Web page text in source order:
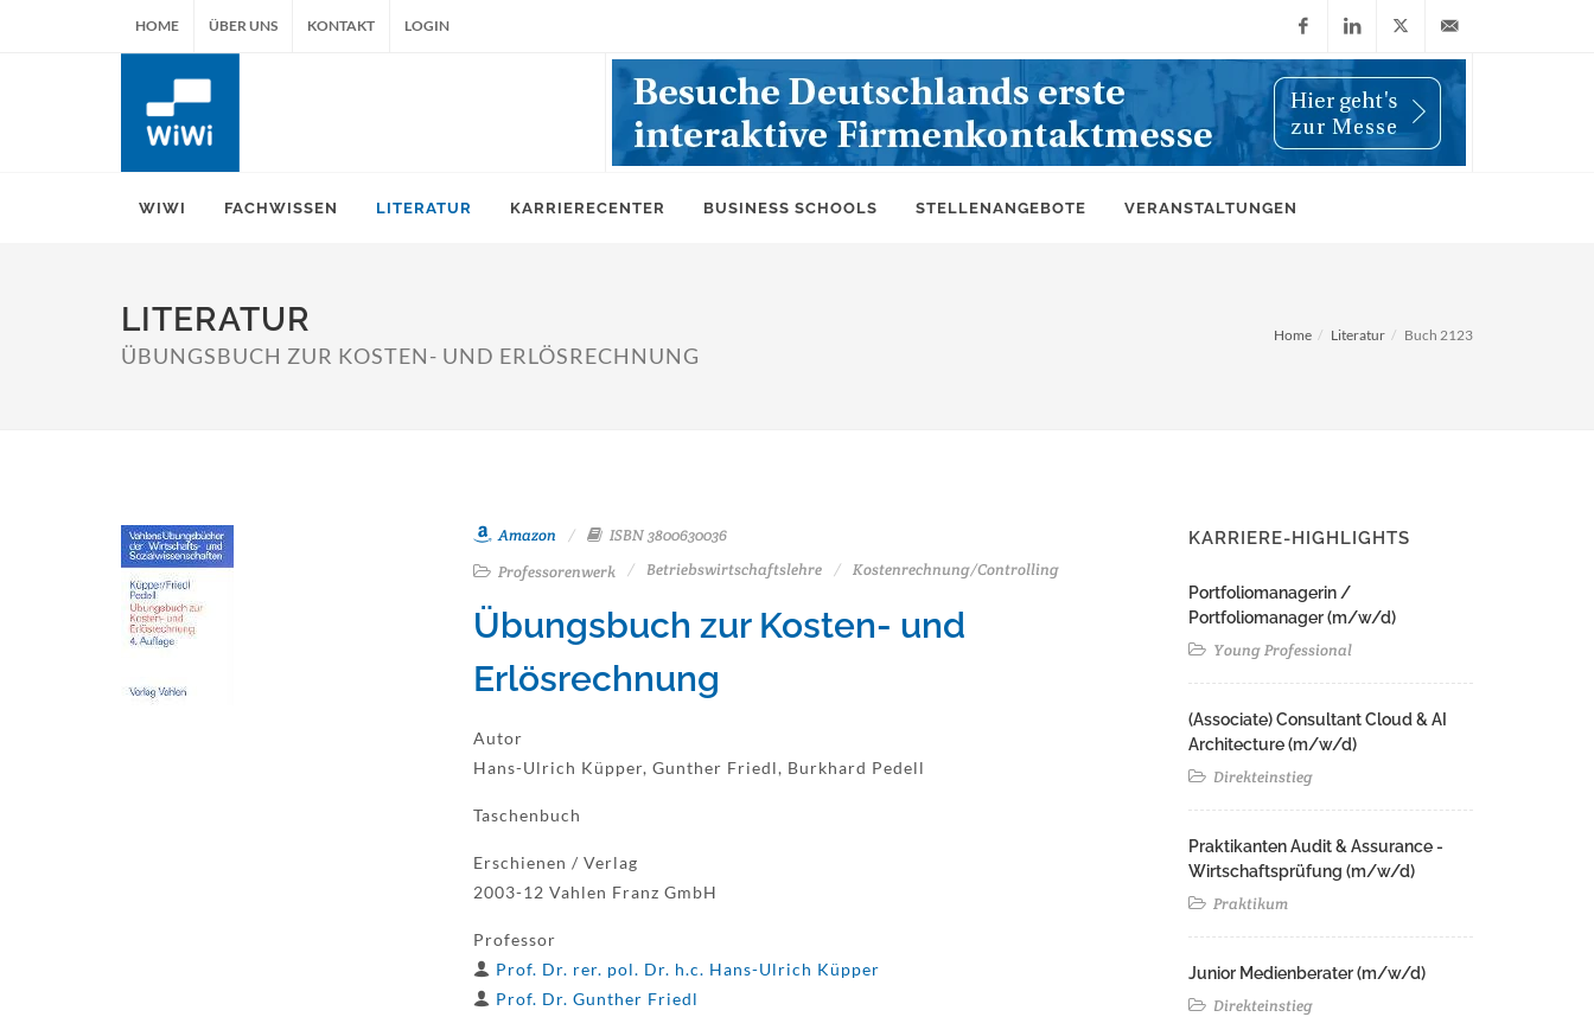
HOME ÜBER UNS KONTAKT LOGIN
FacebookLinkedIn
X
(Twitter)
info@wiwi-
WIWI FACHWISSEN LITERATUR KARRIERECENTER BUSINESS SCHOOLS STELLENANGEBOTE VERANSTALTUNGEN
LITERATUR
ÜBUNGSBUCH ZUR KOSTEN- UND ERLÖSRECHNUNG
Home Literatur Buch 2123
Amazon
ISBN 3800630036
Professorenwerk
Betriebswirtschaftslehre Kostenrechnung/Controlling
Übungsbuch zur Kosten- und
Erlösrechnung
Autor
Hans-Ulrich Küpper, Gunther Friedl, Burkhard Pedell
Taschenbuch
Erschienen / Verlag
2003-12 Vahlen Franz GmbH
Professor
Prof. Dr. rer. pol. Dr. h.c. Hans-Ulrich Küpper
Prof. Dr. Gunther Friedl
KARRIERE-HIGHLIGHTS
Portfoliomanagerin /
Portfoliomanager (m/w/d)
Young Professional
(Associate) Consultant Cloud & AI
Architecture (m/w/d)​ ​
Direkteinstieg
Praktikanten Audit & Assurance -
Wirtschaftsprüfung (m/w/d)
Praktikum
Junior Medienberater (m/w/d)
Direkteinstieg